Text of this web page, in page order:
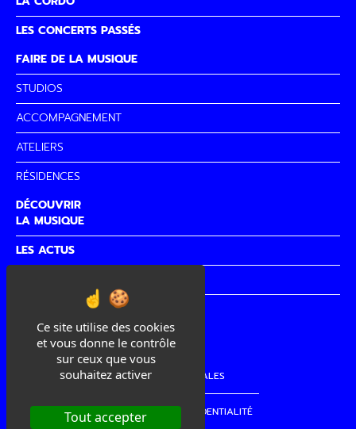
Ce site utilise des cookies
et vous donne le contrôle
sur ceux que vous
souhaitez activer
Tout accepter
LES CONCERTS PASSÉS
FAIRE DE LA MUSIQUE
STUDIOS
ACCOMPAGNEMENT
ATELIERS
RÉSIDENCES
DÉCOUVRIR
LA MUSIQUE
LES ACTUS
LA MUSIQUE
MENTIONS LÉGALES
POLITIQUE DE CONFIDENTIALITÉ